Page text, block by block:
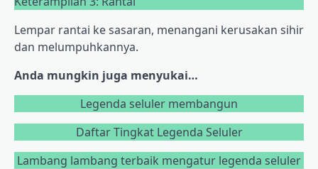
Lempar rantai ke sasaran, menangani kerusakan sihir
dan melumpuhkannya.
Anda mungkin juga menyukai…
Legenda seluler membangun
Daftar Tingkat Legenda Seluler
Lambang lambang terbaik mengatur legenda seluler